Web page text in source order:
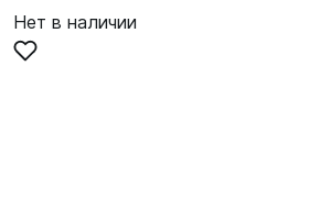
Нет в наличии